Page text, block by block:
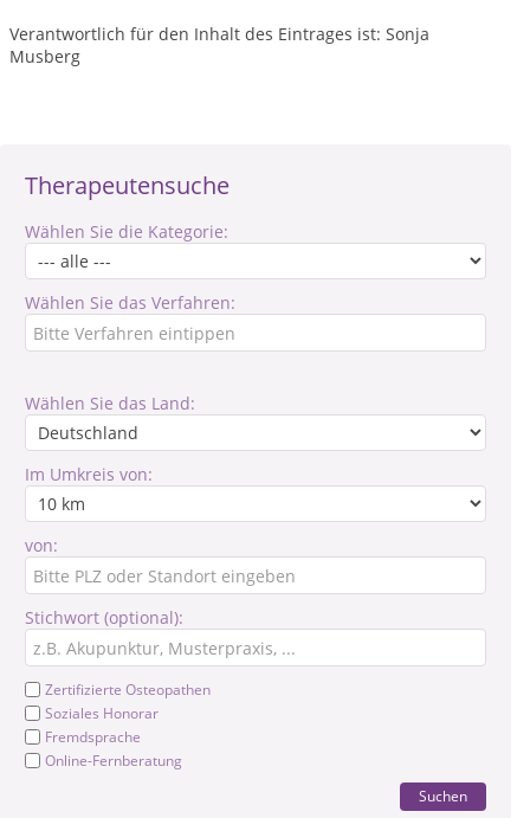
Therapeutensuche
Wählen Sie die Kategorie:
Wählen Sie das Verfahren:
Wählen Sie das Land:
Im Umkreis von:
von:
Stichwort (optional):
Zertifizierte Osteopathen
Soziales Honorar
Fremdsprache
Online-Fernberatung
Suchen
Verantwortlich für den Inhalt des Eintrages ist: Sonja
Musberg